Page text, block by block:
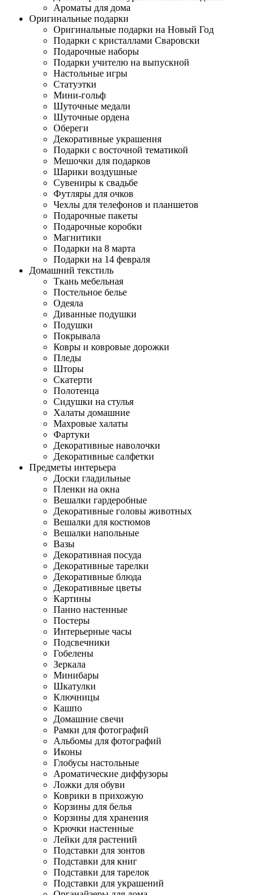
Ароматы для дома
Оригинальные подарки
Оригинальные подарки на Новый Год
Подарки с кристаллами Сваровски
Подарочные наборы
Подарки учителю на выпускной
Настольные игры
Статуэтки
Мини-гольф
Шуточные медали
Шуточные ордена
Обереги
Декоративные украшения
Подарки с восточной тематикой
Мешочки для подарков
Шарики воздушные
Сувениры к свадьбе
Футляры для очков
Чехлы для телефонов и планшетов
Подарочные пакеты
Подарочные коробки
Магнитики
Подарки на 8 марта
Подарки на 14 февраля
Домашний текстиль
Ткань мебельная
Постельное белье
Одеяла
Диванные подушки
Подушки
Покрывала
Ковры и ковровые дорожки
Пледы
Шторы
Скатерти
Полотенца
Сидушки на стулья
Халаты домашние
Махровые халаты
Фартуки
Декоративные наволочки
Декоративные салфетки
Предметы интерьера
Доски гладильные
Пленки на окна
Вешалки гардеробные
Декоративные головы животных
Вешалки для костюмов
Вешалки напольные
Вазы
Декоративная посуда
Декоративные тарелки
Декоративные блюда
Декоративные цветы
Картины
Панно настенные
Постеры
Интерьерные часы
Подсвечники
Гобелены
Зеркала
Минибары
Шкатулки
Ключницы
Кашпо
Домашние свечи
Рамки для фотографий
Альбомы для фотографий
Иконы
Глобусы настольные
Ароматические диффузоры
Ложки для обуви
Коврики в прихожую
Корзины для белья
Корзины для хранения
Крючки настенные
Лейки для растений
Подставки для зонтов
Подставки для книг
Подставки для тарелок
Подставки для украшений